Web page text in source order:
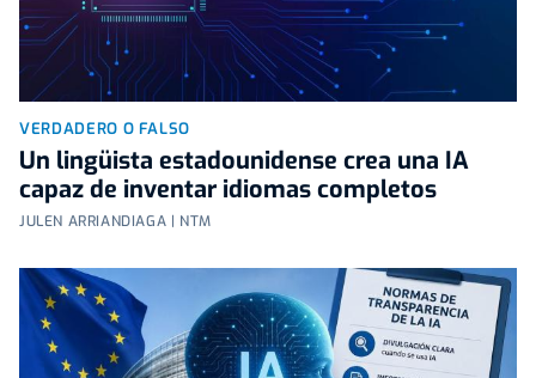
VERDADERO O FALSO
Un lingüista estadounidense crea una IA
capaz de inventar idiomas completos
JULEN ARRIANDIAGA | NTM